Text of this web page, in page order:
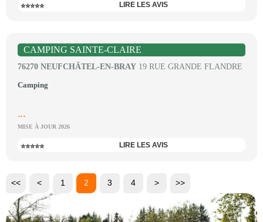
⭐⭐⭐⭐⭐ LIRE LES AVIS
CAMPING SAINTE-CLAIRE
76270 NEUFCHÂTEL-EN-BRAY 19 RUE GRANDE FLANDRE
Camping
...
MISE À JOUR 2026
⭐⭐⭐⭐⭐ LIRE LES AVIS
<< < 1 2 3 4 > >>